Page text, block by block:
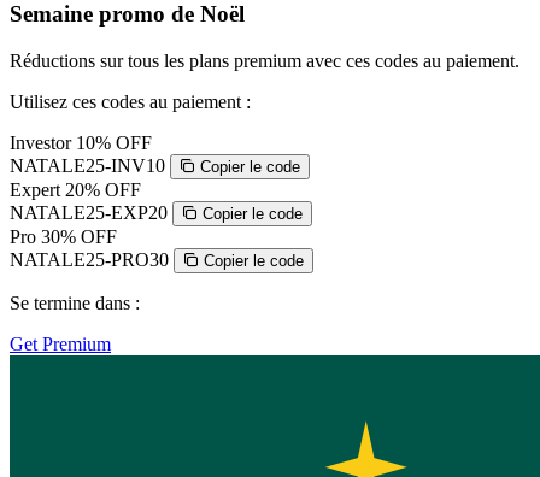
Semaine promo de Noël
Réductions sur tous les plans premium avec ces codes au paiement.
Utilisez ces codes au paiement :
Investor 10% OFF
NATALE25-INV10
Copier le code
Expert 20% OFF
NATALE25-EXP20
Copier le code
Pro 30% OFF
NATALE25-PRO30
Copier le code
Se termine dans :
Get Premium